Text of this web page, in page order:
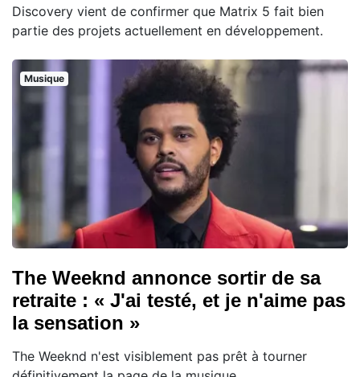
Discovery vient de confirmer que Matrix 5 fait bien
partie des projets actuellement en développement.
Musique
The Weeknd annonce sortir de sa
retraite : « J'ai testé, et je n'aime pas
la sensation »
The Weeknd n'est visiblement pas prêt à tourner